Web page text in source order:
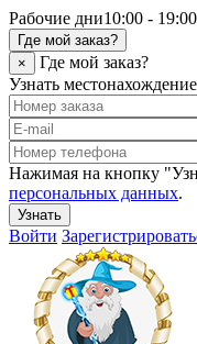
Рабочие дни10:00 - 19:00
Где мой заказ?
×
Где мой заказ?
Узнать местонахождение
Нажимая на кнопку
персональных данных.
Узнать
Войти